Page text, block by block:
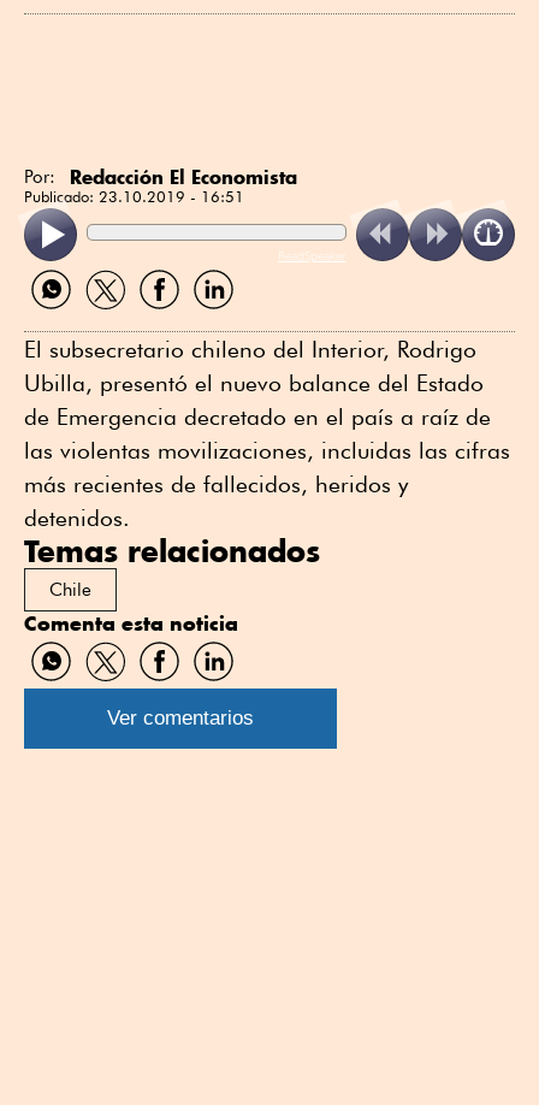
Por: Redacción El Economista
Publicado: 23.10.2019 - 16:51
ReadSpeaker
Compartir
por
Compartir
por
Compartir
por
Compartir
por
El subsecretario chileno del Interior, Rodrigo
Ubilla, presentó el nuevo balance del Estado
de Emergencia decretado en el país a raíz de
las violentas movilizaciones, incluidas las cifras
más recientes de fallecidos, heridos y
detenidos.
Temas relacionados
Chile
Comenta esta noticia
Compartir
por
WhatsApp
Compartir
por
Twitter
Compartir
por
Facebook
Compartir
por
Linkedin
Ver comentarios